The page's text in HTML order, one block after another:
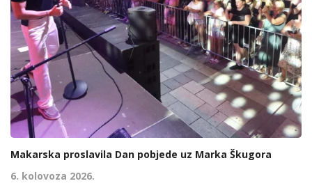
Makarska proslavila Dan pobjede uz Marka Škugora
6. kolovoza 2026.